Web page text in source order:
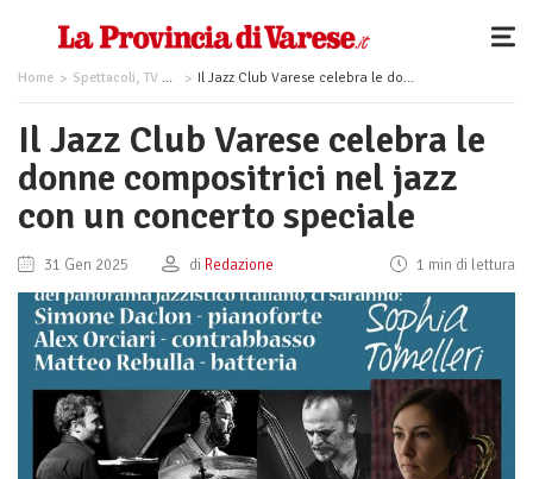
Home Spettacoli, TV e Musica Il Jazz Club Varese celebra le donne compositrici nel jazz con un concerto speciale
Il Jazz Club Varese celebra le
donne compositrici nel jazz
con un concerto speciale
31 Gen 2025 di Redazione 1 min di lettura